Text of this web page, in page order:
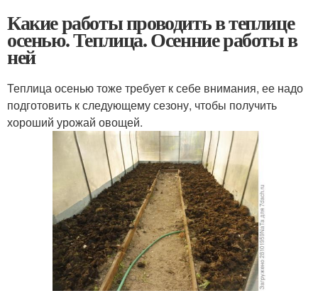
Какие работы проводить в теплице
осенью. Теплица. Осенние работы в
ней
Теплица осенью тоже требует к себе внимания, ее надо
подготовить к следующему сезону, чтобы получить
хороший урожай овощей.